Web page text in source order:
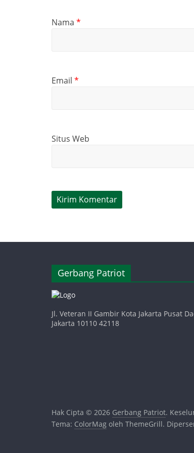
Nama *
Email *
Situs Web
Gerbang Patriot
Jl. Veteran II Gambir Kota Jakarta Pusat
Jakarta 10110 42118
Hak Cipta © 2026 Gerbang Patriot.
Tema: ColorMag oleh ThemeGrill.